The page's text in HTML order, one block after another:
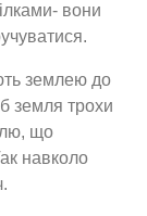
вони
землею до
земля трохи
що
навколо